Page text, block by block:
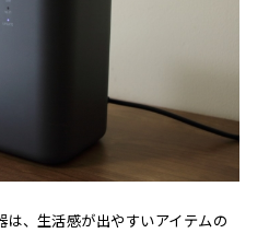
、生活感が出やすいアイテムの